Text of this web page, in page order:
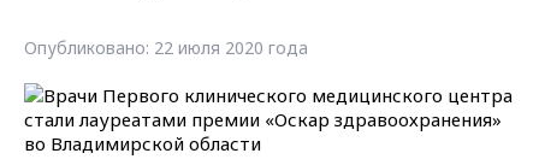
Опубликовано: 22 июля 2020 года